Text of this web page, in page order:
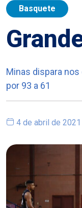
Basquete
Minas dispara
por 93 a 61
4 de abril de